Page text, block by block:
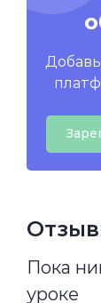
Пока
уроке